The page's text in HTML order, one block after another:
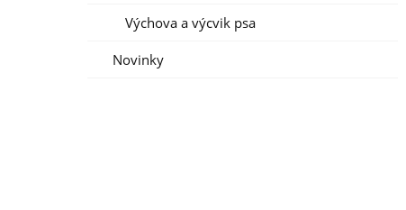
Výchova a výcvik psa
Novinky